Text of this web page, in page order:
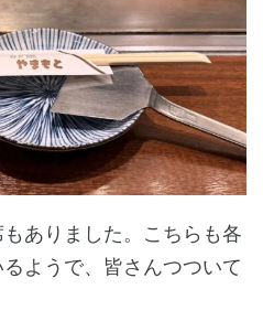
ありました。こちらも各
ようで、皆さんつついて